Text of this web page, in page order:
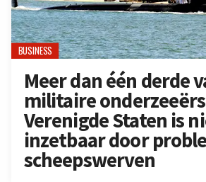
BUSINESS
Meer dan één derde
militaire
Verenigde Staten is
inzetbaar door
scheepswerven